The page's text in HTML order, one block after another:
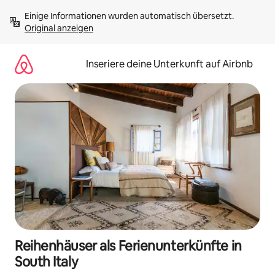
Inhalten
springenOriginal anzeigen
Inseriere deine Unterkunft auf Airbnb
Reihenhäuser als Ferienunterkünfte in
South Italy